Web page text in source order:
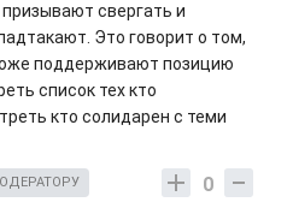
свергать и
Это говорит о том,
поддерживают позицию
список тех кто
кто солидарен с теми
0